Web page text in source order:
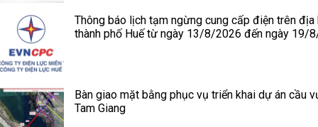
Thông báo lịch tạm ngừng cung cấp điện trên địa
thành phố Huế từ ngày 13/8/2026 đến ngày 19/
Bàn giao mặt bằng phục vụ triển khai dự án cầu
Tam Giang